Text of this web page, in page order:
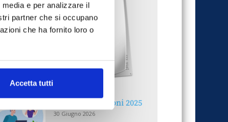
e per analizzare il
partner che si occupano
che ha fornito loro o
Accetta tutti
Reclami e sanzioni 2025
30 Giugno 2026